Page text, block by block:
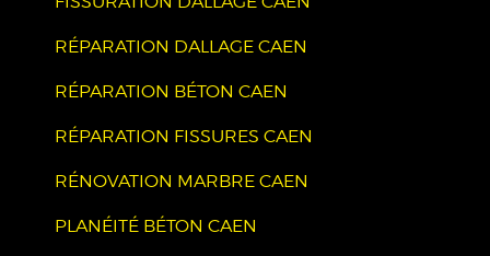
RÉPARATION DALLAGE CAEN
RÉPARATION BÉTON CAEN
RÉPARATION FISSURES CAEN
RÉNOVATION MARBRE CAEN
PLANÉITÉ BÉTON CAEN